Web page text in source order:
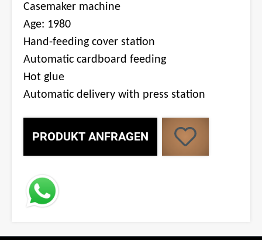
Casemaker machine
Age: 1980
Hand-feeding cover station
Automatic cardboard feeding
Hot glue
Automatic delivery with press station
PRODUKT ANFRAGEN